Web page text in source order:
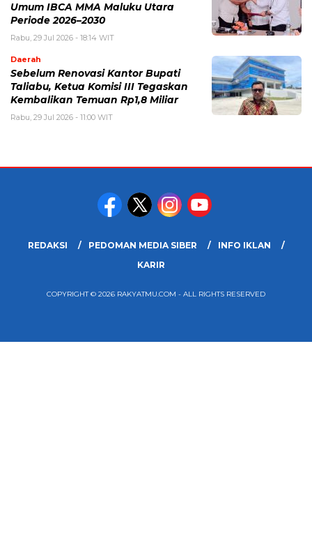
Umum IBCA MMA Maluku Utara
Periode 2026–2030
Rabu, 29 Jul 2026 - 18:14 WIT
Daerah
Sebelum Renovasi Kantor Bupati
Taliabu, Ketua Komisi III Tegaskan
Kembalikan Temuan Rp1,8 Miliar
Rabu, 29 Jul 2026 - 11:00 WIT
REDAKSI PEDOMAN MEDIA SIBER
INFO IKLAN
KARIR
COPYRIGHT © 2026 RAKYATMU.COM - ALL RIGHTS RESERVED